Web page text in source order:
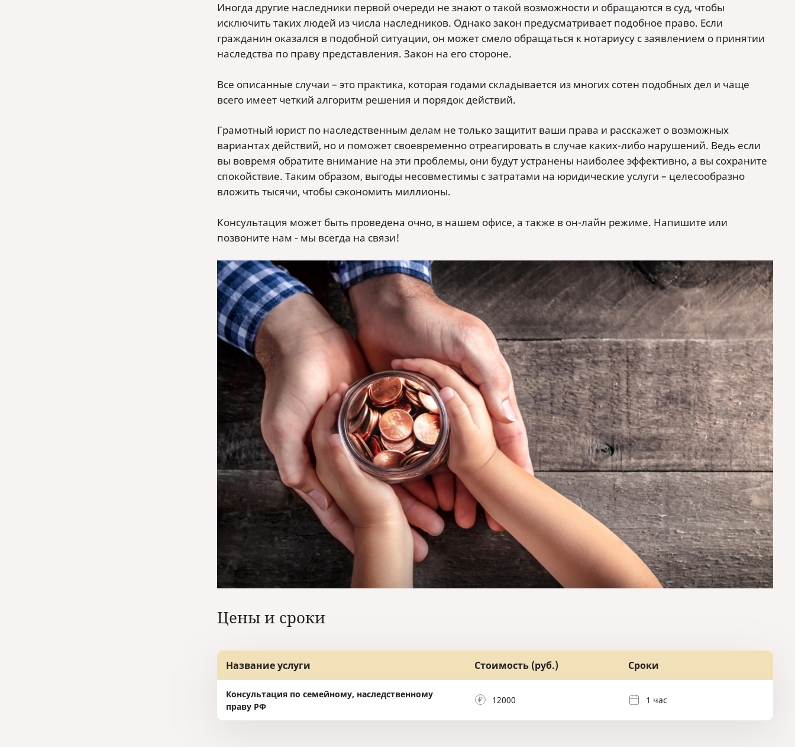
Иногда другие наследники первой очереди не знают о такой возможности и обращаются в суд, чтобы
исключить таких людей из числа наследников. Однако закон предусматривает подобное право. Если
гражданин оказался в подобной ситуации, он может смело обращаться к нотариусу с заявлением о принятии
наследства по праву представления. Закон на его стороне.
Все описанные случаи – это практика, которая годами складывается из многих сотен подобных дел и чаще
всего имеет четкий алгоритм решения и порядок действий.
Грамотный юрист по наследственным делам не только защитит ваши права и расскажет о возможных
вариантах действий, но и поможет своевременно отреагировать в случае каких-либо нарушений. Ведь если
вы вовремя обратите внимание на эти проблемы, они будут устранены наиболее эффективно, а вы сохраните
спокойствие. Таким образом, выгоды несовместимы с затратами на юридические услуги – целесообразно
вложить тысячи, чтобы сэкономить миллионы.
Консультация может быть проведена очно, в нашем офисе, а также в он-лайн режиме. Напишите или
позвоните нам - мы всегда на связи!
Цены и сроки
Название услуги Стоимость (руб.) Сроки
Консультация по семейному, наследственному
праву РФ
12000 1 час